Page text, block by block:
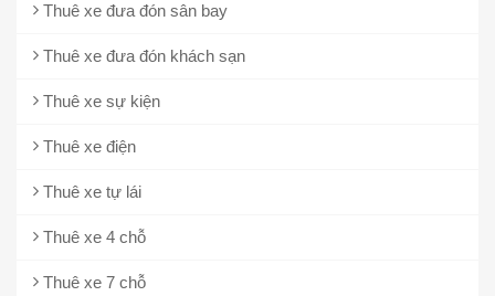
Thuê xe đưa đón sân bay
Thuê xe đưa đón khách sạn
Thuê xe sự kiện
Thuê xe điện
Thuê xe tự lái
Thuê xe 4 chỗ
Thuê xe 7 chỗ